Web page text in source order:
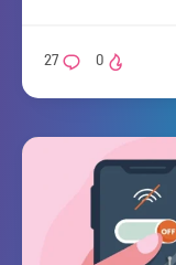
27 0